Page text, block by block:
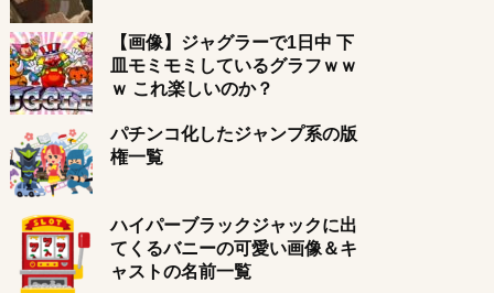
【画像】ジャグラーで1日中 下
皿モミモミしているグラフｗｗ
ｗ これ楽しいのか？
パチンコ化したジャンプ系の版
権一覧
ハイパーブラックジャックに出
てくるバニーの可愛い画像＆キ
ャストの名前一覧